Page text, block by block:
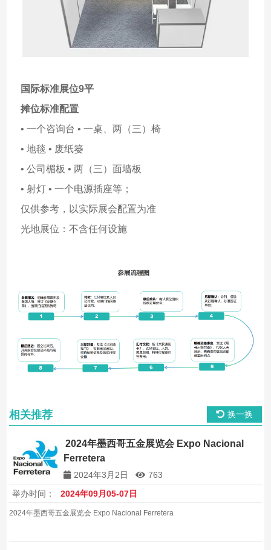
国际标准展位9平
摊位标准配置
• 一个咨询台 • 一桌、两（三）椅
• 地毯 • 废纸篓
• 公司楣板 • 两（三）面墙板
• 射灯 • 一个电源插座等；
仅供参考，以实际展会配置为准
光地展位：不含任何设施
相关推荐 换一换
2024年墨西哥五金展览会 Expo Nacional
Ferretera
2024年3月2日
763
举办时间：
2024年09月05-07日
2024年墨西哥五金展览会 Expo Nacional Ferretera